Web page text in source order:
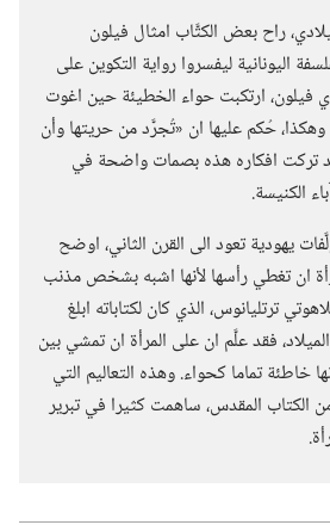
راح بعض الكتَّاب امثال فيلون
اليونانية ليفسروا رواية التكوين على
فيلون،‏ ارتكبت حواء الخطيئة حين اغوت
حُكم عليها ان «تُجرَّد من حريتها وأن
تركت افكاره هذه بصمات واضحة في
الكنيسة.‏
يهودية تعود الى القرن الثاني،‏ اوضح
ان تغطي رأسها لأنها اشبه بشخص مذنب
ترتليانوس،‏ الذي كان لكتاباته ابلغ
فقد علَّم ان على المرأة ان تمشي بين
خاطئة تماما كحواء.‏ وهذه التعاليم التي
الكتاب المقدس،‏ ساهمت كثيرا في تبرير